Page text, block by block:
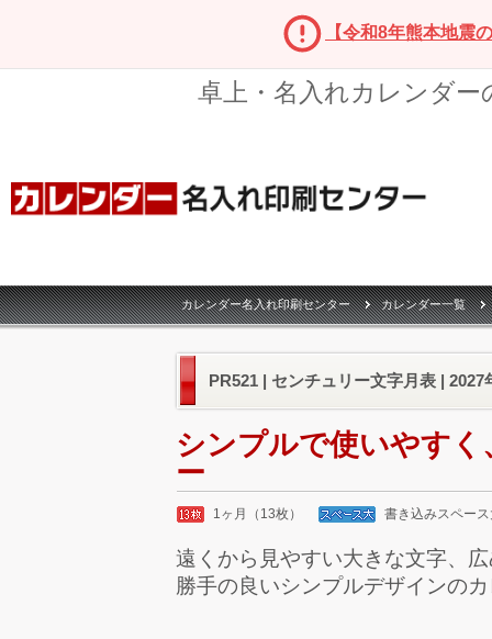
【令和8年熊本地震
卓上・名入れカレンダ
カレンダー名入れ印刷センター カレンダー一覧
PR521 | センチュリー文字月表 | 2027
シンプルで使いやす
ー
1ヶ月（13枚） 書き込みスペー
遠くから見やすい大きな文字、
勝手の良いシンプルデザインの